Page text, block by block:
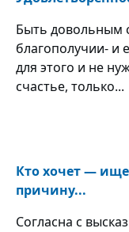
Быть довольным
благополучии- и
для этого и не
счастье, только...
Кто хочет —
причину...
Согласна с